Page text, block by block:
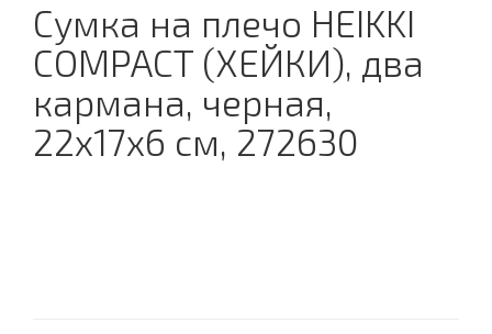
Сумка на плечо HEIKKI
COMPACT (ХЕЙКИ), два
кармана, черная,
22х17х6 см, 272630